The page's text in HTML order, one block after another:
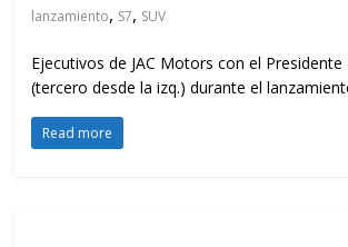
lanzamiento, S7, SUV
Ejecutivos de JAC Motors con el Presidente
(tercero desde la izq.) durante el
Read more